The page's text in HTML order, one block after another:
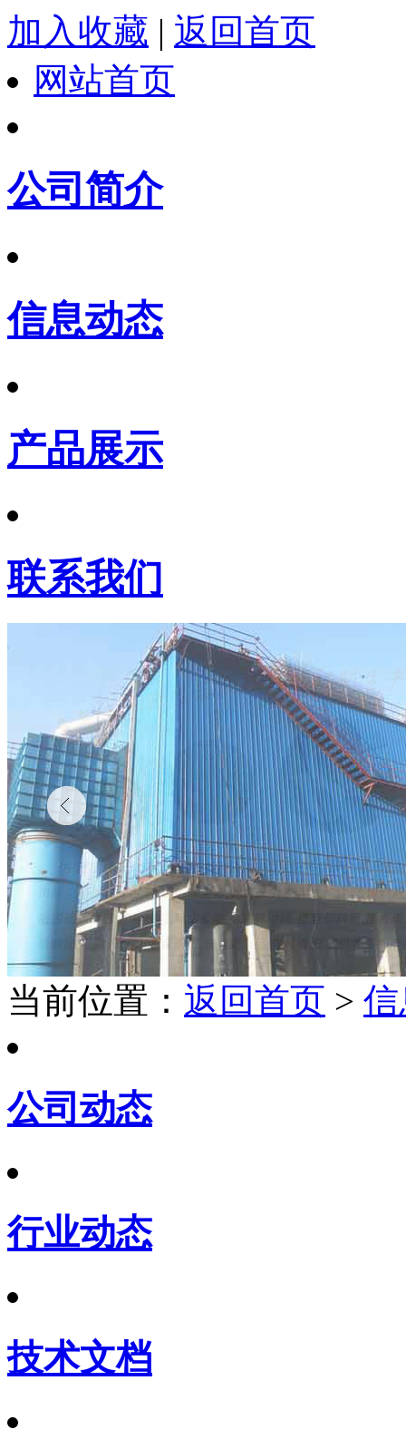
加入收藏 | 返回首页
网站首页
公司简介
信息动态
产品展示
联系我们
当前位置： 返回首页 >
公司动态
行业动态
技术文档